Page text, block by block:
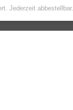
Jederzeit abbestellbar.